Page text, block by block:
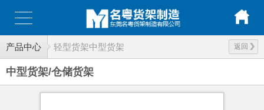
产品中心 返回
轻型货架中型货架
中型货架/仓储货架